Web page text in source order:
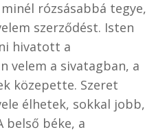
rózsásabbá tegye,
szerződést. Isten
hivatott a
velem a sivatagban, a
közepette. Szeret
élhetek, sokkal jobb,
belső béke, a